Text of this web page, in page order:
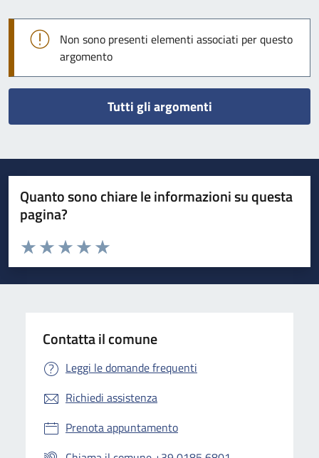
Non sono presenti elementi associati per questo
argomento
Tutti gli argomenti
Quanto sono chiare le informazioni su questa
pagina?
Valuta da 1 a 5 stelle la pagina
Valuta 5 stelle su 5
Valuta 4 stelle su 5
Valuta 3 stelle su 5
Valuta 2 stelle su 5
Valuta 1 stelle su 5
Contatta il comune
Leggi le domande frequenti
Richiedi assistenza
Prenota appuntamento